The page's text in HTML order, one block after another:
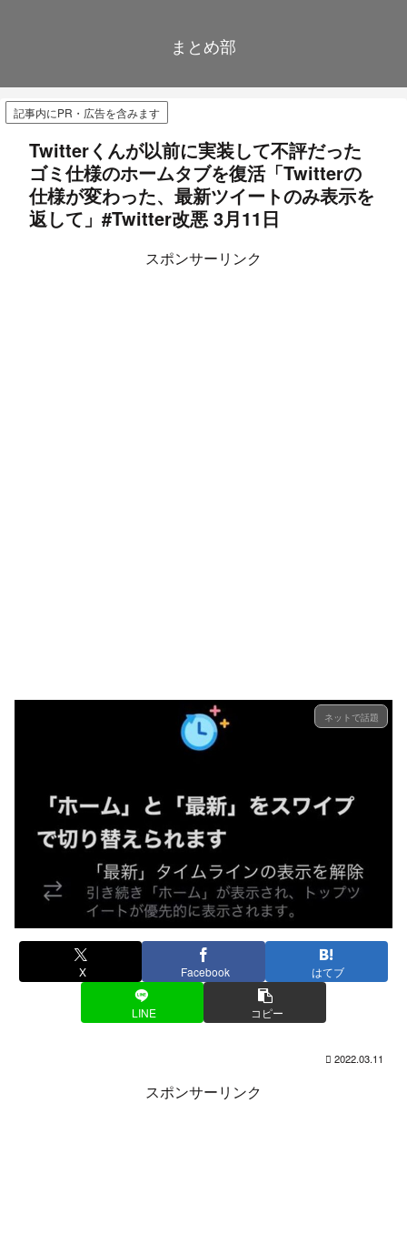
まとめ部
記事内にPR・広告を含みます
Twitterくんが以前に実装して不評だった
ゴミ仕様のホームタブを復活「Twitterの
仕様が変わった、最新ツイートのみ表示を
返して」#Twitter改悪 3月11日
スポンサーリンク
ネットで話題
X Facebook はてブ
LINE コピー
2022.03.11
スポンサーリンク